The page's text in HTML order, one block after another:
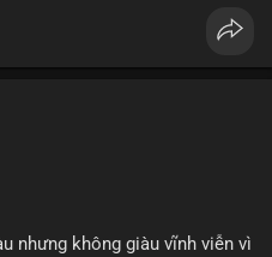
nhưng không giàu vĩnh viễn vì